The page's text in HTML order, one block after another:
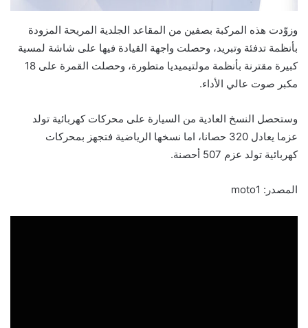
وزوّدت هذه المركبة بصفين من المقاعد الجلدية المريحة المزودة
بأنظمة تدفئة وتبريد، وحصلت واجهة القيادة فيها على شاشة لمسية
كبيرة مقترنة بأنظمة مولتيميديا متطورة، وحصلت القمرة على 18
مكبر صوت عالي الأداء.
وستحصل النسخ العادية من السيارة على محركات كهربائية تولد
عزما يعادل 320 حصانا، اما نسخها الرياضية فتجهز بمحركات
كهربائية تولد عزم 507 أحصنة.
المصدر: moto1